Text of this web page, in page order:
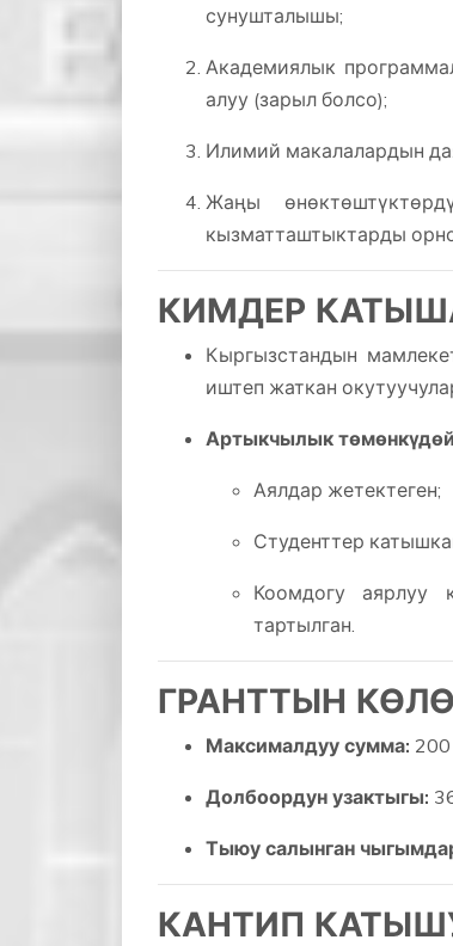
сунушталышы;
Академиялык
алуу (зарыл болсо);
Илимий макалалардын
Жаңы
кызматташтыктарды
КИМДЕР
Кыргызстандын
иштеп жаткан
Артыкчылык
Аялдар жетектеген;
Студенттер
Коомдогу аярлуу
тартылган.
ГРАНТТЫН
Максималдуу сумма:
Долбоордун узактыгы:
Тыюу салынган
КАНТИП